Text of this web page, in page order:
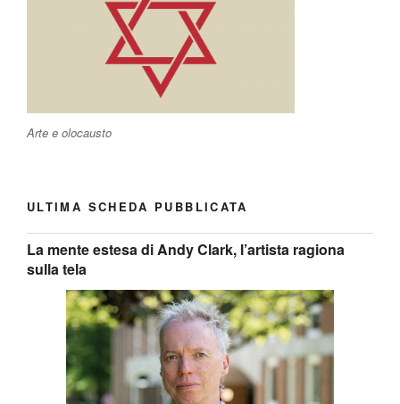
Arte e olocausto
ULTIMA SCHEDA PUBBLICATA
La mente estesa di Andy Clark, l’artista ragiona
sulla tela